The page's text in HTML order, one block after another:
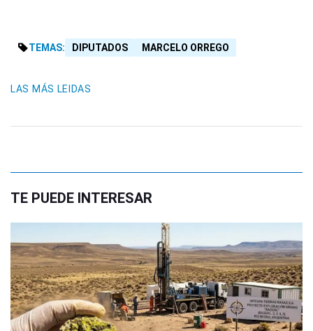
TEMAS: DIPUTADOS MARCELO ORREGO
LAS MÁS LEIDAS
TE PUEDE INTERESAR